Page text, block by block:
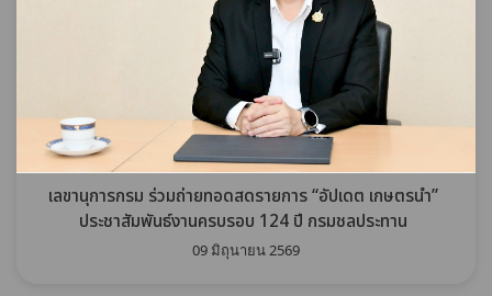
เลขานุการกรม ร่วมถ่ายทอดสดรายการ “อัปเดต เกษตรนำ”
ประชาสัมพันธ์งานครบรอบ 124 ปี กรมชลประทาน
09 มิถุนายน 2569